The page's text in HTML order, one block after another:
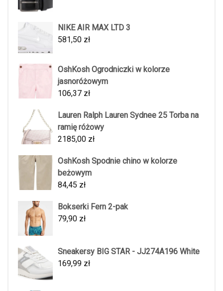
NIKE AIR MAX LTD 3
581,50 zł
OshKosh Ogrodniczki w kolorze
jasnoróżowym
106,37 zł
Lauren Ralph Lauren Sydnee 25 Torba na
ramię różowy
2185,00 zł
OshKosh Spodnie chino w kolorze
beżowym
84,45 zł
Bokserki Fern 2-pak
79,90 zł
Sneakersy BIG STAR - JJ274A196 White
169,99 zł